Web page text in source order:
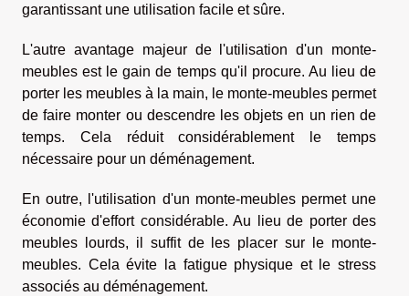
garantissant une utilisation facile et sûre.
L'autre avantage majeur de l'utilisation d'un monte-
meubles est le gain de temps qu'il procure. Au lieu de
porter les meubles à la main, le monte-meubles permet
de faire monter ou descendre les objets en un rien de
temps. Cela réduit considérablement le temps
nécessaire pour un déménagement.
En outre, l'utilisation d'un monte-meubles permet une
économie d'effort considérable. Au lieu de porter des
meubles lourds, il suffit de les placer sur le monte-
meubles. Cela évite la fatigue physique et le stress
associés au déménagement.